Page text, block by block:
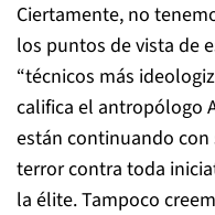
Ciertamente, no
los puntos de vista de
“técnicos más
califica el antropólogo
están continuando
terror contra toda
la élite. Tampoco